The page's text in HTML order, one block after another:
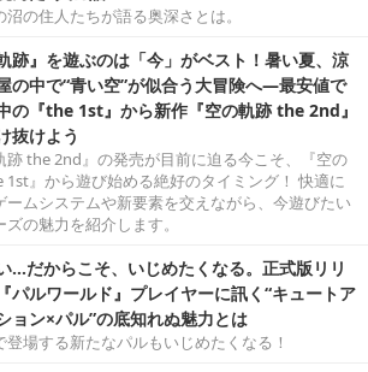
沼の住人たちが語る奥深さとは。
跡』を遊ぶのは「今」がベスト！暑い夏、涼
の中で“青い空”が似合う大冒険へ―最安値で
の『the 1st』から新作『空の軌跡 the 2nd』
抜けよう
跡 the 2nd』の発売が目前に迫る今こそ、『空の
1st』から遊び始める絶好のタイミング！ 快適に
ームシステムや新要素を交えながら、今遊びたい
の魅力を紹介します。
…だからこそ、いじめたくなる。正式版リリ
パルワールド』プレイヤーに訊く“キュートア
ョン×パル”の底知れぬ魅力とは
登場する新たなパルもいじめたくなる！